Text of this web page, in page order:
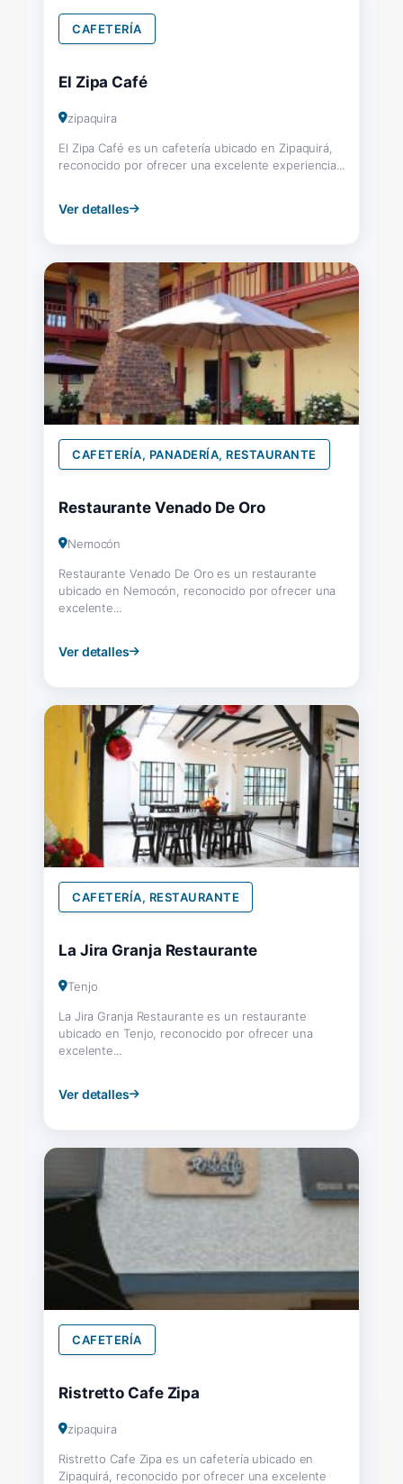
CAFETERÍA
El Zipa Café
zipaquira
El Zipa Café es un cafetería ubicado en Zipaquirá,
reconocido por ofrecer una excelente experiencia...
Ver detalles
CAFETERÍA, PANADERÍA, RESTAURANTE
Restaurante Venado De Oro
Nemocón
Restaurante Venado De Oro es un restaurante
ubicado en Nemocón, reconocido por ofrecer una
excelente...
Ver detalles
CAFETERÍA, RESTAURANTE
La Jira Granja Restaurante
Tenjo
La Jira Granja Restaurante es un restaurante
ubicado en Tenjo, reconocido por ofrecer una
excelente...
Ver detalles
CAFETERÍA
Ristretto Cafe Zipa
zipaquira
Ristretto Cafe Zipa es un cafetería ubicado en
Zipaquirá, reconocido por ofrecer una excelente